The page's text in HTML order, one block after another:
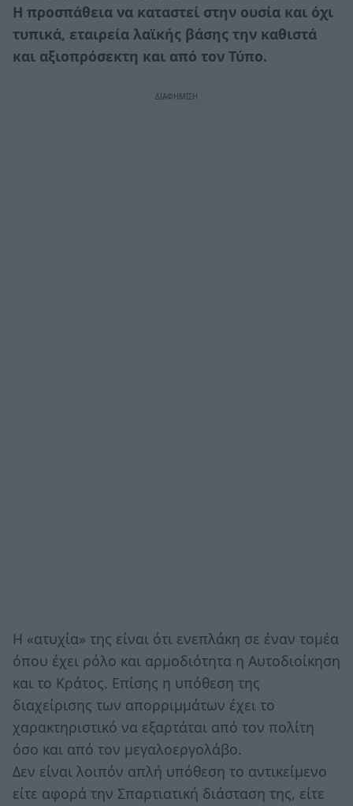
Η προσπάθεια να καταστεί στην ουσία και όχι
τυπικά, εταιρεία λαϊκής βάσης την καθιστά
και αξιοπρόσεκτη και από τον Τύπο.
Η «ατυχία» της είναι ότι ενεπλάκη σε έναν τομέα
όπου έχει ρόλο και αρμοδιότητα η Αυτοδιοίκηση
και το Κράτος. Επίσης η υπόθεση της
διαχείρισης των απορριμμάτων έχει το
χαρακτηριστικό να εξαρτάται από τον πολίτη
όσο και από τον μεγαλοεργολάβο.
Δεν είναι λοιπόν απλή υπόθεση το αντικείμενο
είτε αφορά την Σπαρτιατική διάσταση της, είτε